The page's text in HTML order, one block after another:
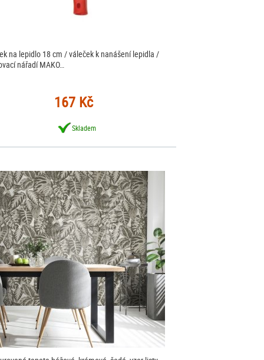
na lepidlo 18 cm / váleček k nanášení lepidla /
nářadí MAKO…
167 Kč
Skladem